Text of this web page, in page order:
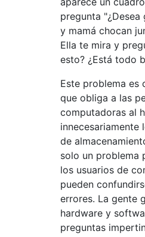
pregunta "¿Desea
y mamá chocan
Ella te mira y
esto? ¿Está todo
Este problema es
que obliga a las
computadoras al
innecesariamente
de
solo un problema
los usuarios de
pueden
errores. La gente
hardware y
preguntas